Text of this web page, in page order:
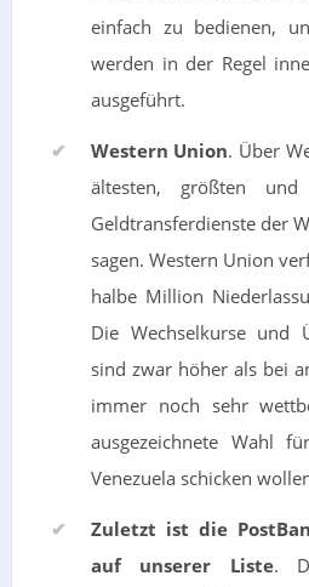
einfach zu bedienen,
werden in der Regel
ausgeführt.
Western Union. Über
ältesten, größten und
Geldtransferdienste der
sagen. Western Union
halbe Million
Die Wechselkurse und
sind zwar höher als bei
immer noch sehr
ausgezeichnete Wahl
Venezuela schicken
Zuletzt ist die
auf unserer Liste.